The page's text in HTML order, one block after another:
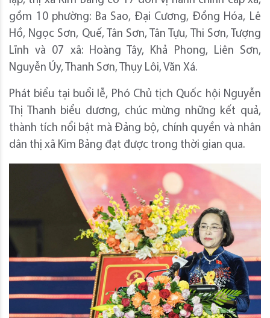
gồm 10 phường: Ba Sao, Đại Cương, Đồng Hóa, Lê
Hồ, Ngọc Sơn, Quế, Tân Sơn, Tân Tựu, Thi Sơn, Tượng
Lĩnh và 07 xã: Hoàng Tây, Khả Phong, Liên Sơn,
Nguyễn Úy, Thanh Sơn, Thụy Lôi, Văn Xá.
Phát biểu tại buổi lễ, Phó Chủ tịch Quốc hội Nguyễn
Thị Thanh biểu dương, chúc mừng những kết quả,
thành tích nổi bật mà Đảng bộ, chính quyền và nhân
dân thị xã Kim Bảng đạt được trong thời gian qua.